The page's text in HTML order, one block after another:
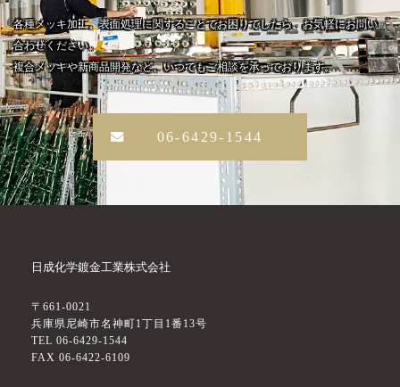
各種メッキ加工、表面処理に関することでお困りでしたら、お気軽にお問い
合わせください。
複合メッキや新商品開発など、いつでもご相談を承っております。
06-6429-1544
日成化学鍍金工業株式会社
〒661-0021
兵庫県尼崎市名神町1丁目1番13号
TEL 06-6429-1544
FAX 06-6422-6109